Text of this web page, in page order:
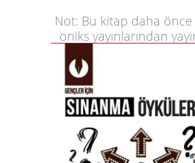
Not: Bu kitap daha önce
oniks yayınlarından